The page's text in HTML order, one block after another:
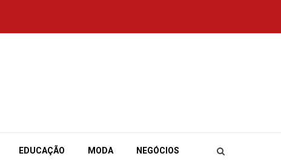
EDUCAÇÃO MODA NEGÓCIOS